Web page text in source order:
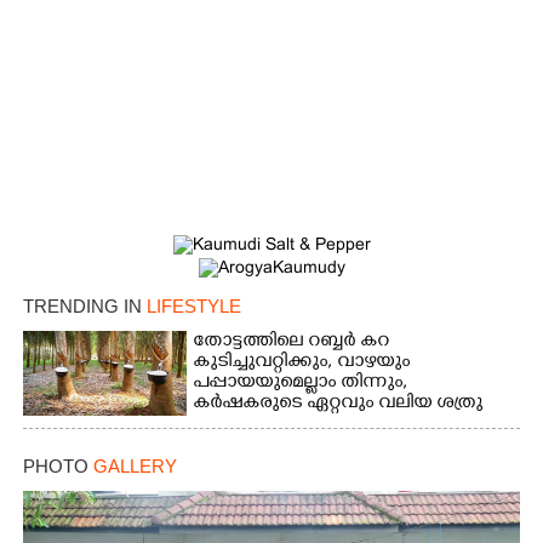
TRENDING IN LIFESTYLE
തോട്ടത്തിലെ റബ്ബർ കറ
കുടിച്ചുവറ്റിക്കും, വാഴയും
പപ്പായയുമെല്ലാം തിന്നും,
കർഷകരുടെ ഏറ്റവും വലിയ ശത്രു
PHOTO GALLERY